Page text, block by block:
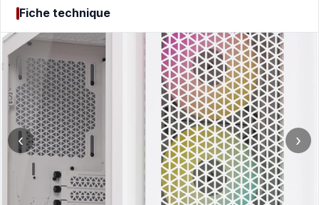
Fiche technique
‹ ›